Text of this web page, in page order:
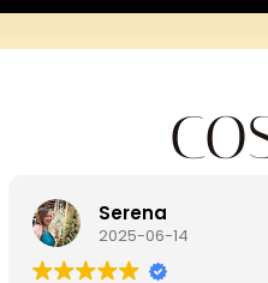
Serena
2025-06-14